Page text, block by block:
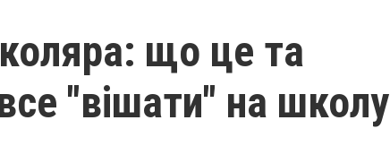
що це та
"вішати" на школу